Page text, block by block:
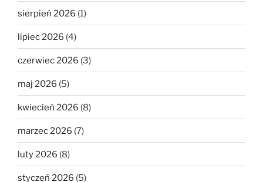
sierpień 2026 (1)
lipiec 2026 (4)
czerwiec 2026 (3)
maj 2026 (5)
kwiecień 2026 (8)
marzec 2026 (7)
luty 2026 (8)
styczeń 2026 (5)